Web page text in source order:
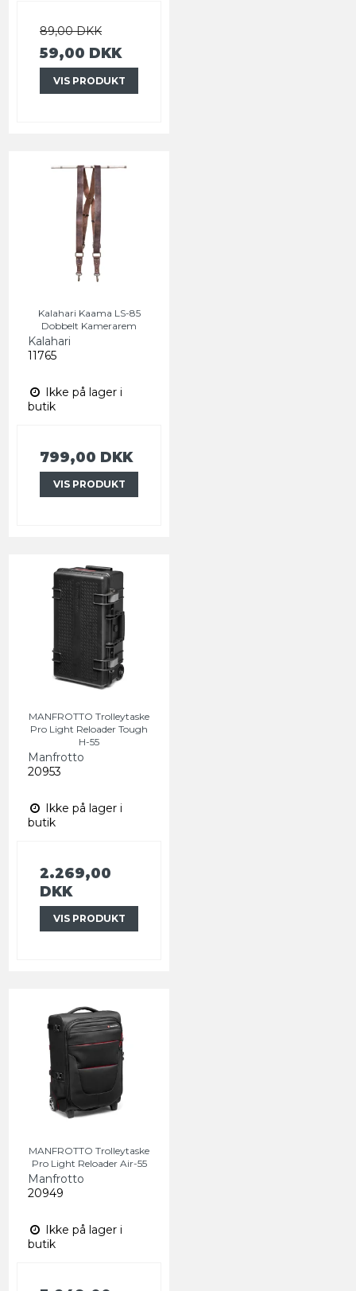
89,00 DKK
59,00 DKK
VIS PRODUKT
Kalahari Kaama LS-85
Dobbelt Kamerarem
Kalahari
11765
Ikke på lager i
butik
799,00 DKK
VIS PRODUKT
MANFROTTO Trolleytaske
Pro Light Reloader Tough
H-55
Manfrotto
20953
Ikke på lager i
butik
2.269,00
DKK
VIS PRODUKT
MANFROTTO Trolleytaske
Pro Light Reloader Air-55
Manfrotto
20949
Ikke på lager i
butik